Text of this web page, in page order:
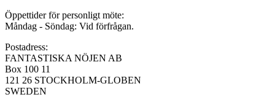
Öppettider för personligt möte:
Måndag - Söndag: Vid förfrågan.
Postadress:
FANTASTISKA NÖJEN AB
Box 100 11
121 26 STOCKHOLM-GLOBEN
SWEDEN